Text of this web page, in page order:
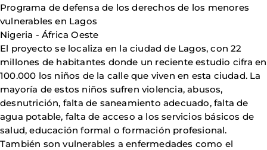
Programa de defensa de los derechos de los menores
vulnerables en Lagos
Nigeria - África Oeste
El proyecto se localiza en la ciudad de Lagos, con 22
millones de habitantes donde un reciente estudio cifra en
100.000 los niños de la calle que viven en esta ciudad. La
mayoría de estos niños sufren violencia, abusos,
desnutrición, falta de saneamiento adecuado, falta de
agua potable, falta de acceso a los servicios básicos de
salud, educación formal o formación profesional.
También son vulnerables a enfermedades como el